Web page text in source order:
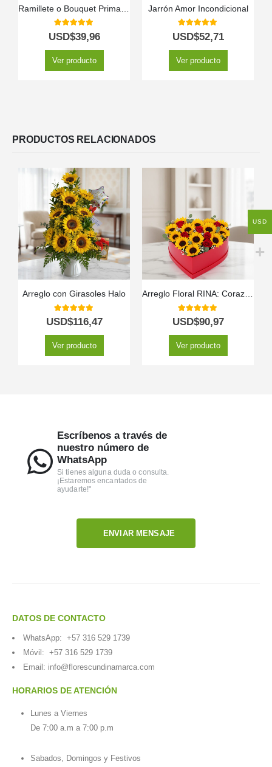
5.00 out of 5
USD$39,96
Ver producto
Jarrón Amor Incondicional
5.00 out of 5
USD$52,71
Ver producto
PRODUCTOS RELACIONADOS
Arreglo con Girasoles Halo
5.00out of 5
USD$116,47
Ver producto
Arreglo Floral RINA: Corazón de Girasoles y Rosas Rojas 🌹
5.00out of 5
USD$90,97
Ver producto
Escríbenos a través de
nuestro número de
WhatsApp
Si tienes alguna duda o consulta.
¡Estaremos encantados de
ayudarte!"
ENVIAR MENSAJE
DATOS DE CONTACTO
WhatsApp: +57 316 529 1739
Móvil: +57 316 529 1739
Email: info@florescundinamarca.com
HORARIOS DE ATENCIÓN
Lunes a Viernes
De 7:00 a.m a 7:00 p.m
Sabados, Domingos y Festivos
USD